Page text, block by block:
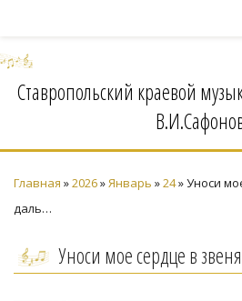
Ставропольский краевой
Главная »2026»Январь »24» Уноси
даль…
Уноси мое сердце в